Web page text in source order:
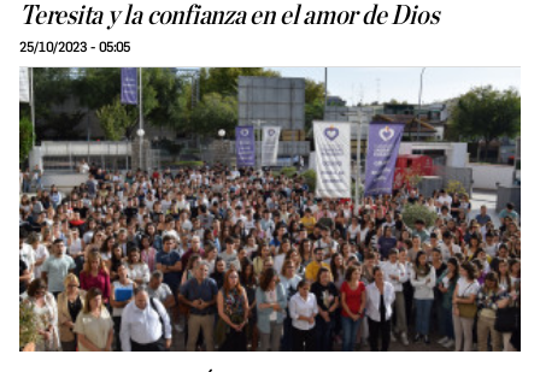
Teresita y la confianza en el amor de Dios
25/10/2023 - 05:05